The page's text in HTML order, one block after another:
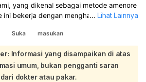
yang dikenal sebagai metode amenore
ini bekerja dengan menghambat ovulasi,
sedang menyusui:
aman dan tidak merusak tubuh, terutama
ada beberapa pilihan yang dapat
Ibu dapat mulai menggunakan alat KB
setelah melahirkan, tergantung pada
... Lihat Lainnya
Suka masukan
Informasi yang disampaikan di atas
umum, bukan pengganti saran
dokter atau pakar.